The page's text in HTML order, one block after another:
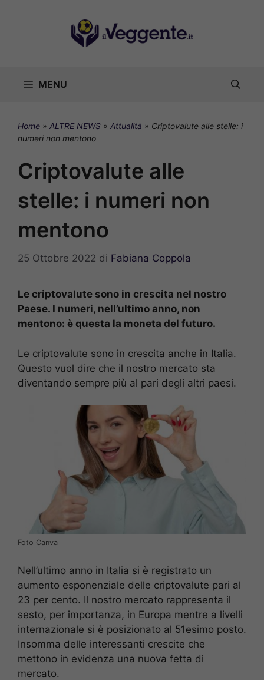
MENU
Home » ALTRE NEWS » Attualità » Criptovalute alle stelle: i
numeri non mentono
Criptovalute alle
stelle: i numeri non
mentono
25 Ottobre 2022 di Fabiana Coppola
Le criptovalute sono in crescita nel nostro
Paese. I numeri, nell’ultimo anno, non
mentono: è questa la moneta del futuro.
Le criptovalute sono in crescita anche in Italia.
Questo vuol dire che il nostro mercato sta
diventando sempre più al pari degli altri paesi.
Foto Canva
Nell’ultimo anno in Italia si è registrato un
aumento esponenziale delle criptovalute pari al
23 per cento. Il nostro mercato rappresenta il
sesto, per importanza, in Europa mentre a livelli
internazionale si è posizionato al 51esimo posto.
Insomma delle interessanti crescite che
mettono in evidenza una nuova fetta di
mercato.